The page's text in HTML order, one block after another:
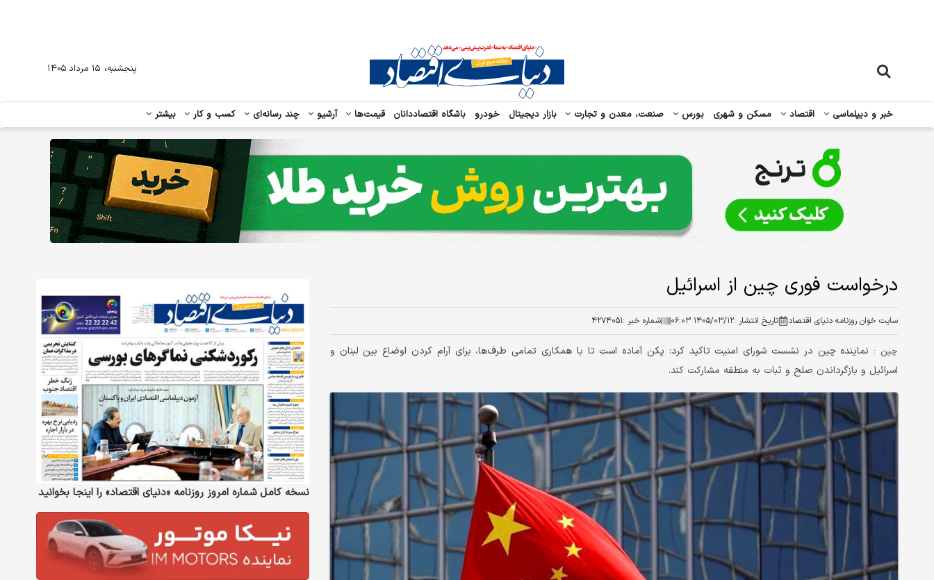
خبر و دیپلماسی اقتصاد مسکن و شهری بورس صنعت، معدن و تجارت بازار دیجیتال خودرو باشگاه اقتصاددانان قیمت‌ها آرشیو چند رسانه‌ای کسب و کار بیشتر
پنجشنبه، ۱۵ مرداد ۱۴۰۵
درخواست فوری چین از اسرائیل
سایت خوان روزنامه دنیای اقتصاد تاریخ انتشار :۱۴۰۵/۰۳/۱۲ ۰۶:۰۳ شماره خبر :۴۲۷۴۰۵۱
چین : نماینده چین در نشست شورای امنیت تاکید کرد: پکن آماده است تا با همکاری تمامی طرف‌ها، برای آرام کردن اوضاع بین لبنان و
اسرائیل و بازگرداندن صلح و ثبات به منطقه مشارکت کند.
نسخه کامل شماره امروز روزنامه «دنیای‌ اقتصاد» را اینجا بخوانید